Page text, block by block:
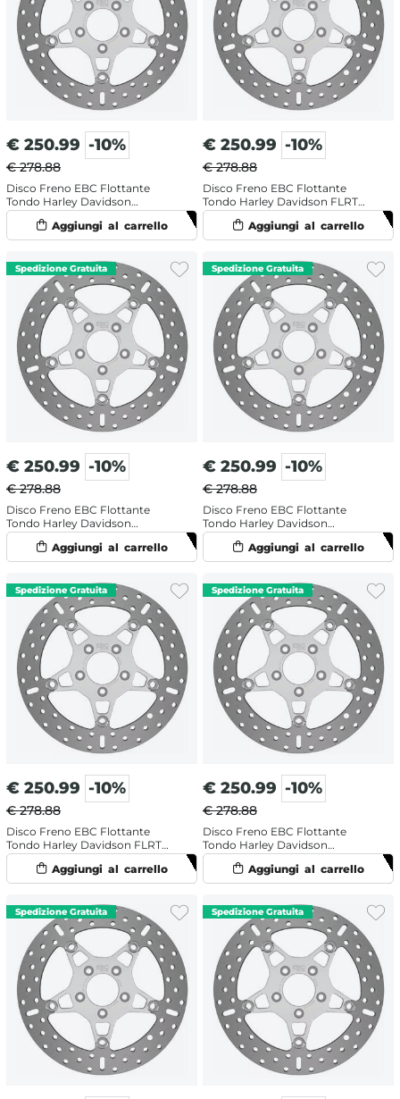
€ 250.99 -10%
€ 278.88
Disco Freno EBC Flottante
Tondo Harley Davidson
FLHTCUTG 1868 ABS Tri Glide
Ultra 114 (2020-2024) Anteriore
Sinistro
€ 250.99 -10%
€ 278.88
Disco Freno EBC Flottante
Tondo Harley Davidson FLRT
1750 Freewheeler 107 (2017-2018)
Anteriore Sinistro
€ 250.99 -10%
€ 278.88
Disco Freno EBC Flottante
Tondo Harley Davidson
FLHTCUTG 1750 Tri Glide Ultra
Anniversary 107 (2018) Anteriore
Sinistro
€ 250.99 -10%
€ 278.88
Disco Freno EBC Flottante
Tondo Harley Davidson
FLHTCUTG 1750 Trike Tri Glide
Ultra Classic 107 (2017) Anteriore
Sinistro
€ 250.99 -10%
€ 278.88
Disco Freno EBC Flottante
Tondo Harley Davidson FLRT
1868 ABS Freewheeler 114 (2020-
2024) Anteriore Sinistro
€ 250.99 -10%
€ 278.88
Disco Freno EBC Flottante
Tondo Harley Davidson
FLHTCUTG 1750 Tri Glide Ultra
107 (2018) Anteriore Sinistro